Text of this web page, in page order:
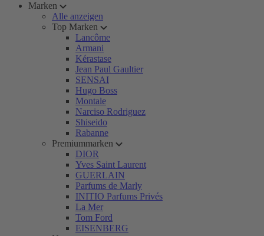
Marken
Alle anzeigen
Top Marken
Lancôme
Armani
Kérastase
Jean Paul Gaultier
SENSAI
Hugo Boss
Montale
Narciso Rodriguez
Shiseido
Rabanne
Premiummarken
DIOR
Yves Saint Laurent
GUERLAIN
Parfums de Marly
INITIO Parfums Privés
La Mer
Tom Ford
EISENBERG